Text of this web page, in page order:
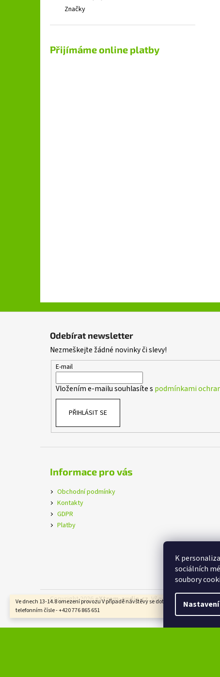
K
sociálních
soubory
Nastavení
Ve dnech 13-14.8 omezení provozu V případě návštěvy se dotazujte na čas na
telefonním čísle - +420 776 865 651
Značky
Přijímáme online platby
Odebírat newsletter
Nezmeškejte žádné novinky či slevy!
E-mail
Vložením e-mailu souhlasíte s podmínkami
PŘIHLÁSIT SE
Informace pro vás
Obchodní podmínky
Kontakty
GDPR
Platby
Copyright 2026eXtrem-audio.cz. Všechna práva